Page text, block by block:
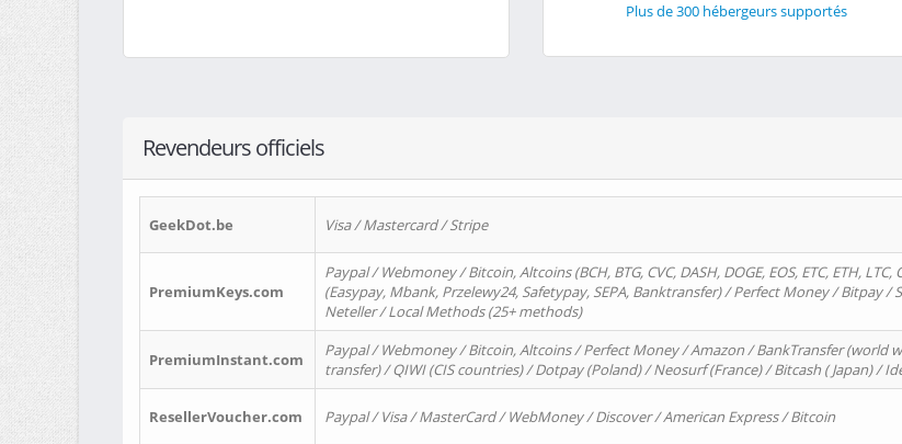
Plus de 300 hébergeurs supportés
Revendeurs officiels
GeekDot.be Visa / Mastercard / Stripe
PremiumKeys.com
Paypal / Webmoney / Bitcoin, Altcoins (BCH, BTG, CVC, DASH, DOGE, EOS, ETC, ETH, LTC,
(Easypay, Mbank, Przelewy24, Safetypay, SEPA, Banktransfer) / Perfect Money / Bitpay /
Neteller / Local Methods (25+ methods)
PremiumInstant.com
Paypal / Webmoney / Bitcoin, Altcoins / Perfect Money / Amazon / BankTransfer (world
transfer) / QIWI (CIS countries) / Dotpay (Poland) / Neosurf (France) / Bitcash ( Japan) /
ResellerVoucher.com Paypal / Visa / MasterCard / WebMoney / Discover / American Express / Bitcoin